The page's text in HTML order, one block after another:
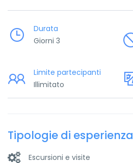
Durata
Giorni 3
Limite partecipanti
Illimitato
Tipologie di esperienza
Escursioni e visite